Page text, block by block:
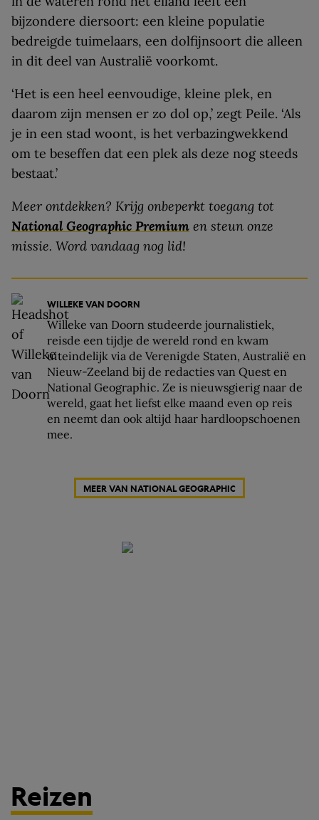
bijzondere diersoort: een kleine populatie
bedreigde tuimelaars, een dolfijnsoort die alleen
in dit deel van Australië voorkomt.
‘Het is een heel eenvoudige, kleine plek, en
daarom zijn mensen er zo dol op,’ zegt Peile. ‘Als
je in een stad woont, is het verbazingwekkend
om te beseffen dat een plek als deze nog steeds
bestaat.’
Meer ontdekken? Krijg onbeperkt toegang tot
National Geographic Premium en steun onze
missie. Word vandaag nog lid!
WILLEKE VAN DOORN
Willeke van Doorn studeerde journalistiek,
reisde een tijdje de wereld rond en kwam
uiteindelijk via de Verenigde Staten, Australië en
Nieuw-Zeeland bij de redacties van Quest en
National Geographic. Ze is nieuwsgierig naar de
wereld, gaat het liefst elke maand even op reis
en neemt dan ook altijd haar hardloopschoenen
mee.
MEER VAN NATIONAL GEOGRAPHIC
Reizen